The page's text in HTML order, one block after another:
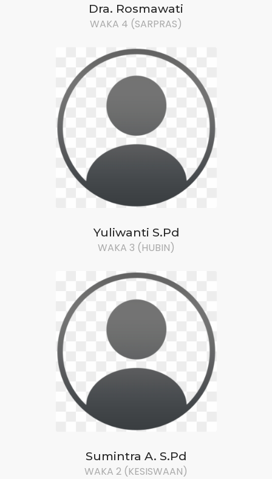
Dra. Rosmawati
WAKA 4 (SARPRAS)
Yuliwanti S.Pd
WAKA 3 (HUBIN)
Sumintra A. S.Pd
WAKA 2 (KESISWAAN)